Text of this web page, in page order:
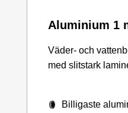
Aluminium 1
Väder- och
med slitstark
Billigaste